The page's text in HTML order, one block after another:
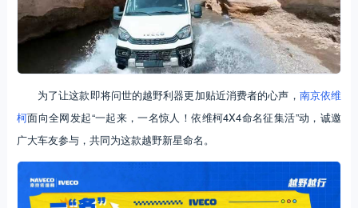
为了让这款即将问世的越野利器更加贴近消费者的心声， 南京依维
柯面向全网发起“一起来，一名惊人！依维柯4X4命名征集活”动，诚邀
广大车友参与，共同为这款越野新星命名。